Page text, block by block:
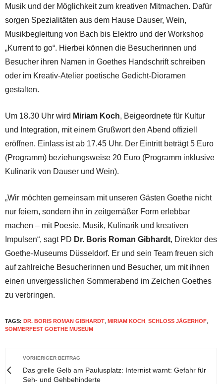
Musik und der Möglichkeit zum kreativen Mitmachen. Dafür
sorgen Spezialitäten aus dem Hause Dauser, Wein,
Musikbegleitung von Bach bis Elektro und der Workshop
„Kurrent to go“. Hierbei können die Besucherinnen und
Besucher ihren Namen in Goethes Handschrift schreiben
oder im Kreativ-Atelier poetische Gedicht-Dioramen
gestalten.
Um 18.30 Uhr wird Miriam Koch, Beigeordnete für Kultur
und Integration, mit einem Grußwort den Abend offiziell
eröffnen. Einlass ist ab 17.45 Uhr. Der Eintritt beträgt 5 Euro
(Programm) beziehungsweise 20 Euro (Programm inklusive
Kulinarik von Dauser und Wein).
„Wir möchten gemeinsam mit unseren Gästen Goethe nicht
nur feiern, sondern ihn in zeitgemäßer Form erlebbar
machen – mit Poesie, Musik, Kulinarik und kreativen
Impulsen“, sagt PD Dr. Boris Roman Gibhardt, Direktor des
Goethe-Museums Düsseldorf. Er und sein Team freuen sich
auf zahlreiche Besucherinnen und Besucher, um mit ihnen
einen unvergesslichen Sommerabend im Zeichen Goethes
zu verbringen.
TAGS: DR. BORIS ROMAN GIBHARDT MIRIAM KOCH SCHLOSS JÄGERHOF
SOMMERFEST GOETHE MUSEUM
VORHERIGER BEITRAG
Das grelle Gelb am Paulusplatz: Internist warnt: Gefahr für
Seh- und Gehbehinderte